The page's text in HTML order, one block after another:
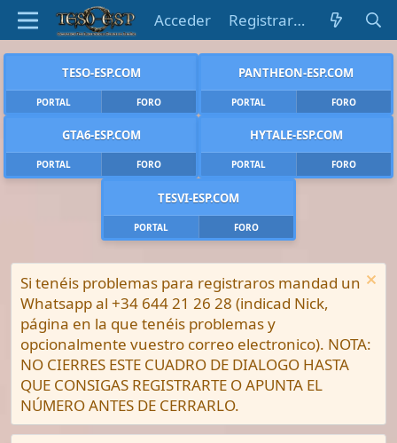
Acceder Registrarse
TESO-ESP.COM
PORTAL FORO
PANTHEON-ESP.COM
PORTAL FORO
GTA6-ESP.COM
PORTAL FORO
HYTALE-ESP.COM
PORTAL FORO
TESVI-ESP.COM
PORTAL FORO
Si tenéis problemas para registraros mandad un
Whatsapp al +34 644 21 26 28 (indicad Nick,
página en la que tenéis problemas y
opcionalmente vuestro correo electronico). NOTA:
NO CIERRES ESTE CUADRO DE DIALOGO HASTA
QUE CONSIGAS REGISTRARTE O APUNTA EL
NÚMERO ANTES DE CERRARLO.